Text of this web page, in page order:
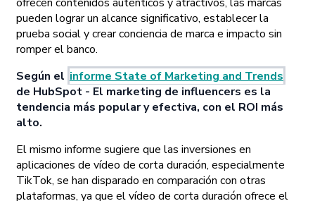
pueden lograr un alcance significativo, establecer la
prueba social y crear conciencia de marca e impacto sin
romper el banco.
Según el informe State of Marketing and Trends
de HubSpot - El marketing de influencers es la
tendencia más popular y efectiva, con el ROI más
alto.
El mismo informe sugiere que las inversiones en
aplicaciones de vídeo de corta duración, especialmente
TikTok, se han disparado en comparación con otras
plataformas, ya que el vídeo de corta duración ofrece el